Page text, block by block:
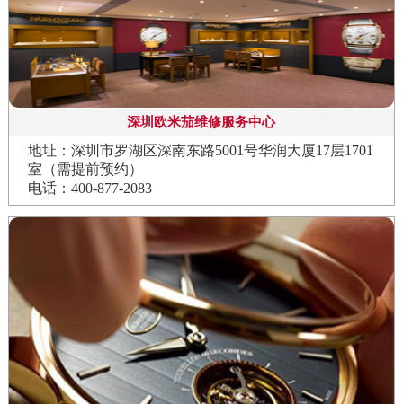
深圳欧米茄维修服务中心
地址：深圳市罗湖区深南东路5001号华润大厦17层1701
室（需提前预约）
电话：400-877-2083